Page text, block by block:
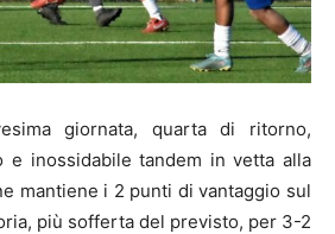
giornata, quarta di ritorno,
e inossidabile tandem in vetta alla
mantiene i 2 punti di vantaggio sul
più sofferta del previsto, per 3-2